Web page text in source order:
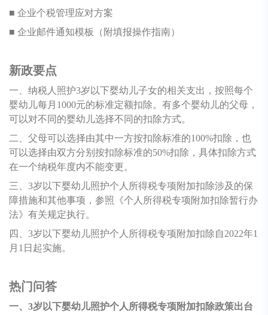
■ 企业个税管理应对方案
■ 企业邮件通知模板（附填报操作指南）
新政要点
一、纳税人照护3岁以下婴幼儿子女的相关支出，按照每个
婴幼儿每月1000元的标准定额扣除。有多个婴幼儿的父母，
可以对不同的婴幼儿选择不同的扣除方式。
二、父母可以选择由其中一方按扣除标准的100%扣除，也
可以选择由双方分别按扣除标准的50%扣除，具体扣除方式
在一个纳税年度内不能变更。
三、3岁以下婴幼儿照护个人所得税专项附加扣除涉及的保
障措施和其他事项，参照《个人所得税专项附加扣除暂行办
法》有关规定执行。
四、3岁以下婴幼儿照护个人所得税专项附加扣除自2022年1
月1日起实施。
热门问答
一、3岁以下婴幼儿照护个人所得税专项附加扣除政策出台